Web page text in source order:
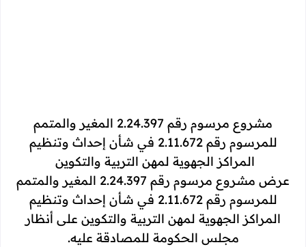
مشروع مرسوم رقم 2.24.397 المغير والمتمم
للمرسوم رقم 2.11.672 في شأن إحداث وتنظيم
المراكز الجهوية لمهن التربية والتكوين
عرض مشروع مرسوم رقم 2.24.397 المغير والمتمم
للمرسوم رقم 2.11.672 في شأن إحداث وتنظيم
المراكز الجهوية لمهن التربية والتكوين على أنظار
مجلس الحكومة للمصادقة عليه.